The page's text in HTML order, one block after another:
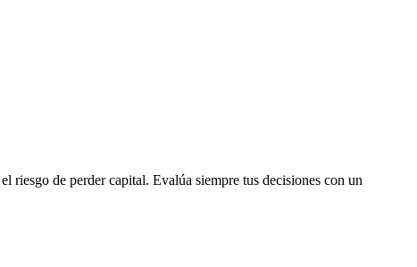
riesgo de perder capital. Evalúa siempre tus decisiones con un